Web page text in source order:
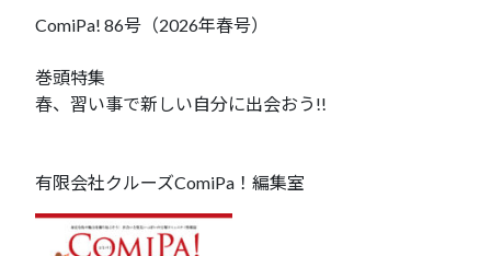
ComiPa! 86号（2026年春号）
巻頭特集
春、習い事で新しい自分に出会おう!!
有限会社クルーズComiPa！編集室